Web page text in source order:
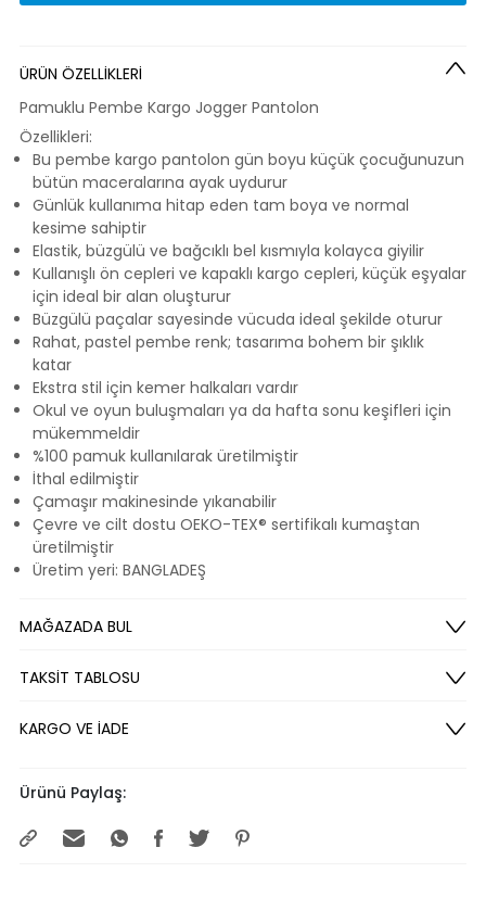
ÜRÜN ÖZELLİKLERİ
Pamuklu Pembe Kargo Jogger Pantolon
Özellikleri:
Bu pembe kargo pantolon gün boyu küçük çocuğunuzun
bütün maceralarına ayak uydurur
Günlük kullanıma hitap eden tam boya ve normal
kesime sahiptir
Elastik, büzgülü ve bağcıklı bel kısmıyla kolayca giyilir
Kullanışlı ön cepleri ve kapaklı kargo cepleri, küçük eşyalar
için ideal bir alan oluşturur
Büzgülü paçalar sayesinde vücuda ideal şekilde oturur
Rahat, pastel pembe renk; tasarıma bohem bir şıklık
katar
Ekstra stil için kemer halkaları vardır
Okul ve oyun buluşmaları ya da hafta sonu keşifleri için
mükemmeldir
%100 pamuk kullanılarak üretilmiştir
İthal edilmiştir
Çamaşır makinesinde yıkanabilir
Çevre ve cilt dostu OEKO-TEX® sertifikalı kumaştan
üretilmiştir
Üretim yeri: BANGLADEŞ
MAĞAZADA BUL
TAKSİT TABLOSU
KARGO VE İADE
Ürünü Paylaş: